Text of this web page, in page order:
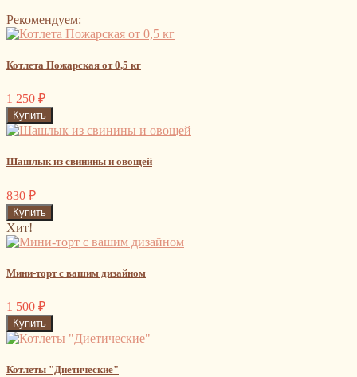
Рекомендуем:
Котлета Пожарская от 0,5 кг
1 250 ₽
Шашлык из свинины и овощей
830 ₽
Хит!
Мини-торт с вашим дизайном
1 500 ₽
Котлеты "Диетические"